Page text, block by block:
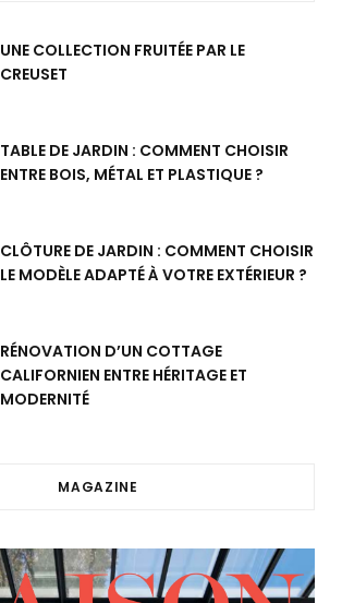
UNE COLLECTION FRUITÉE PAR LE
CREUSET
TABLE DE JARDIN : COMMENT CHOISIR
ENTRE BOIS, MÉTAL ET PLASTIQUE ?
CLÔTURE DE JARDIN : COMMENT CHOISIR
LE MODÈLE ADAPTÉ À VOTRE EXTÉRIEUR ?
RÉNOVATION D’UN COTTAGE
CALIFORNIEN ENTRE HÉRITAGE ET
MODERNITÉ
MAGAZINE